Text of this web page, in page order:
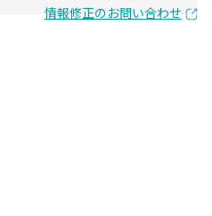
情報修正のお問い合わせ